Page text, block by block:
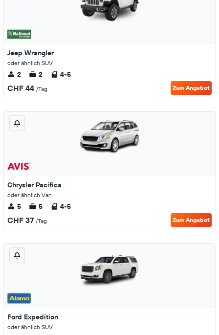
Jeep Wrangler
oder ähnlich SUV
2 2 4-5
CHF 44 /Tag Zum Angebot
Chrysler Pacifica
oder ähnlich Van
5 5 4-5
CHF 37 /Tag Zum Angebot
Ford Expedition
oder ähnlich SUV